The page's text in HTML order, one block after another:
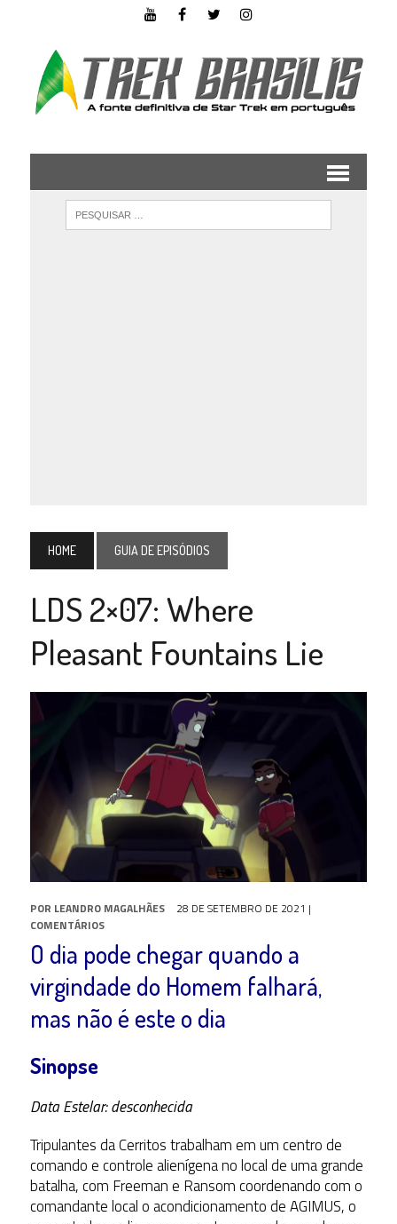
HOME GUIA DE EPISÓDIOS
LDS 2×07: Where
Pleasant Fountains Lie
POR LEANDRO MAGALHÃES 28 DE SETEMBRO DE 2021 |
COMENTÁRIOS
O dia pode chegar quando a
virgindade do Homem falhará,
mas não é este o dia
Sinopse
Data Estelar: desconhecida
Tripulantes da Cerritos trabalham em um centro de
comando e controle alienígena no local de uma grande
batalha, com Freeman e Ransom coordenando com o
comandante local o acondicionamento de AGIMUS, o